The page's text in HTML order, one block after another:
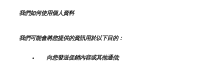
我們如何使用個人資料
我們可能會將您提供的資訊用於以下目的：
向您發送促銷內容或其他通信;